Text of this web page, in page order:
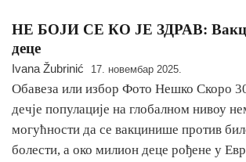
НЕ БОЈИ СЕ КО ЈЕ ЗДРАВ:
деце
Ivana Žubrinić 17. новембар 2025.
Обавеза или избор Фото Нешко Скоро
дечје популације на глобалном нивоу
могућности да се вакцинише против
болести, а око милион деце рођене у